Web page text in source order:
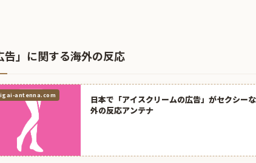
告」に関する海外の反応
antenna.com
日本で「アイスクリームの広告」がセクシー
外の反応アンテナ